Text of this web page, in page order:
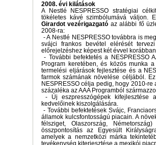
2008. évi kilátások
A Nestlé NESPRESSO stratégiai
tökéletes kávé szimbólumává váljon.
Girardot vezérigazgató az alábbi fő
2008-ra:
- A Nestlé NESPRESSO továbbra is
svájci frankos bevétel elérését
előrejelzéshez képest két évvel
- További befektetés a NESPRESSO
Program keretében, és közös munka
termelési eljárások fejlesztése és a
farmok számának növelése céljából.
NESPRESSO célja pedig, hogy 2010-
százaléka az AAA Programból
- Új eszpresszógépek kifejlesztése
kedvelőinek kiszolgálására.
- További befektetések Svájc,
államok kulcsfontosságú piacain. A
félsziget, Olaszország,
összpontosítás az Egyesült
amelyek a nemzetközi márka
tevékenység kiterjesztése a mexikói